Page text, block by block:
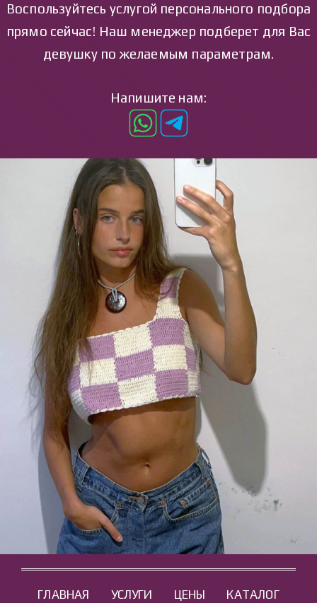
Воспользуйтесь услугой персонального подбора
прямо сейчас! Наш менеджер подберет для Вас
девушку по желаемым параметрам.
Напишите нам:
ГЛАВНАЯ УСЛУГИ ЦЕНЫ КАТАЛОГ